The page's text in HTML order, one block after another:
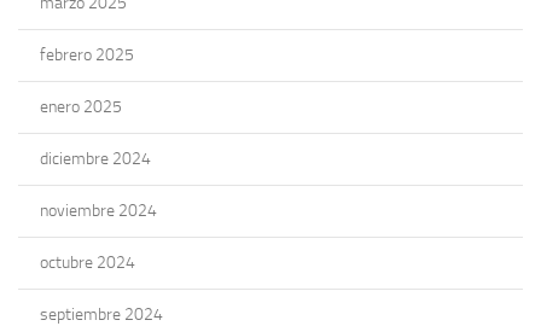
febrero 2025
enero 2025
diciembre 2024
noviembre 2024
octubre 2024
septiembre 2024